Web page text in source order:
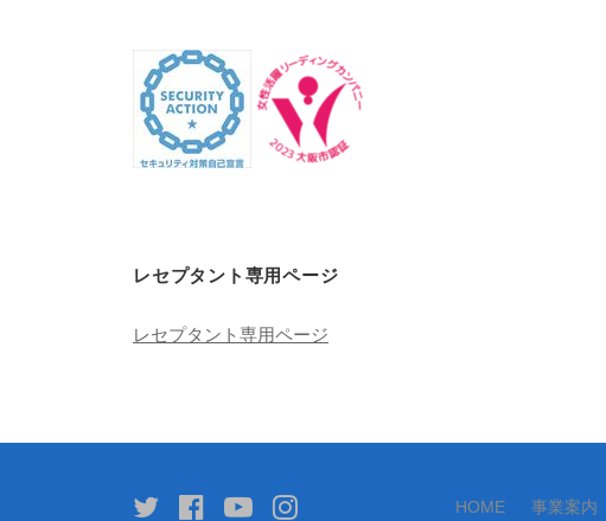
レセプタント専用ページ
レセプタント専用ページ
HOME 事業案内
Twitter facebook
youtubeinstagram